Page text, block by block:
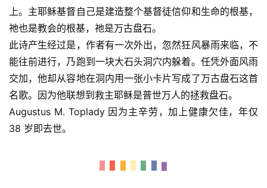
上。主耶稣基督自己是建造整个基督徒信仰和生命的根基，
祂也是教会的根基，祂是万古盘石。
此诗产生经过是，作者有一次外出，忽然狂风暴雨来临，不
能往前进行，乃跑到一块大石头洞穴内躲着。任凭外面风雨
交加，他却从容地在洞内用一张小卡片写成了万古盘石这首
名歌。因为他联想到救主耶稣是普世万人的拯救盘石。
Augustus M. Toplady 因为主辛劳，加上健康欠佳，年仅
38 岁即去世。